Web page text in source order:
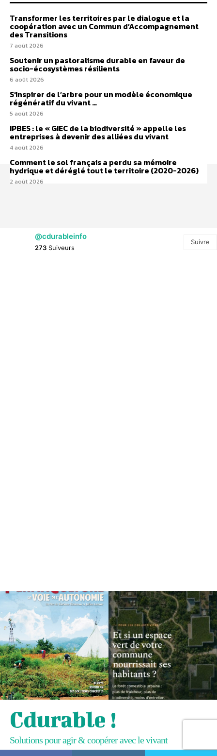
Transformer les territoires par le dialogue et la
coopération avec un Commun d’Accompagnement
des Transitions
7 août 2026
Soutenir un pastoralisme durable en faveur de
socio-écosystèmes résilients
6 août 2026
S’inspirer de l’arbre pour un modèle économique
régénératif du vivant …
5 août 2026
IPBES : le « GIEC de la biodiversité » appelle les
entreprises à devenir des alliées du vivant
4 août 2026
Comment le sol français a perdu sa mémoire
hydrique et déréglé tout le territoire (2020-2026)
2 août 2026
@cdurableinfo
273 Suiveurs
Suivre
Cdurable !
Solutions pour agir & coopérer avec le vivant